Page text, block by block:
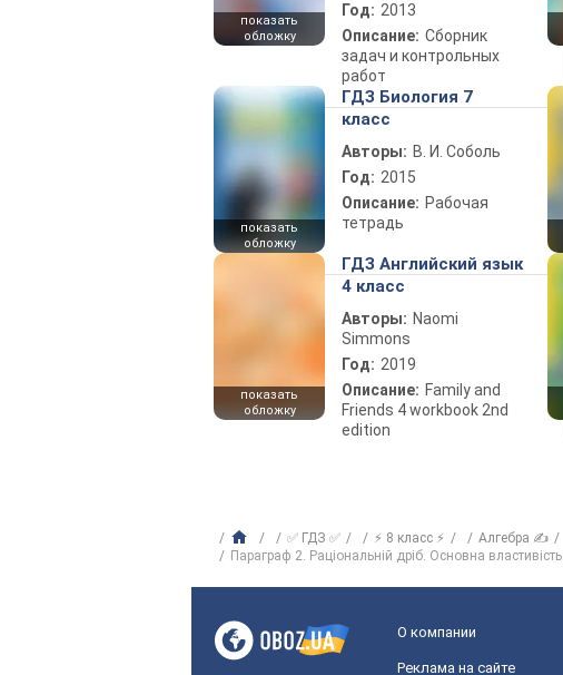
показать
обложку
Год: 2013
Описание: Сборник
задач и контрольных
работ
показать
обложку
ГДЗ Биология 7
класс
Авторы: В. И. Соболь
Год: 2015
Описание: Рабочая
тетрадь
показать
обложку
ГДЗ Английский язык
4 класс
Авторы: Naomi
Simmons
Год: 2019
Описание: Family and
Friends 4 workbook 2nd
edition
✅ ГДЗ ✅ ⚡ 8 класс ⚡ Алгебра ✍
Параграф 2. Раціональній дріб. Основна
О компании
Реклама на сайте